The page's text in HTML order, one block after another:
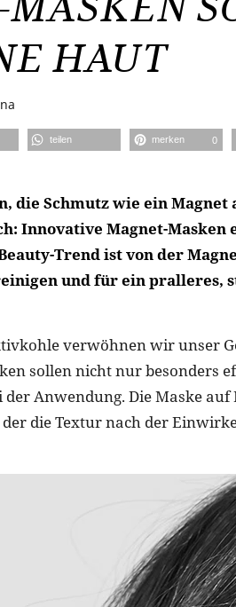
HAUT
teilen merken 0
die Schmutz wie ein Magnet
Innovative Magnet-Masken
Trend ist von der
und für ein pralleres,
verwöhnen wir unser
sollen nicht nur besonders
der Anwendung. Die Maske
die Textur nach der